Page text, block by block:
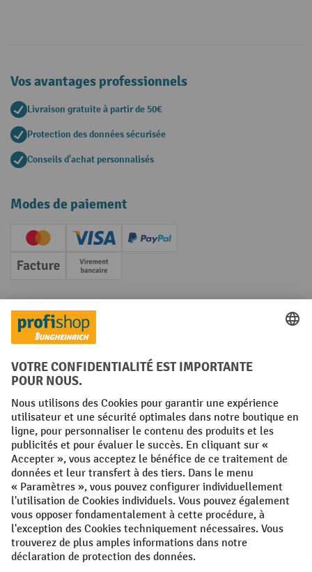
Vos avantages professionnels
Livraison gratuite à partir de 50€
Protection des données sécurisée
Conseils d'achat personnalisés
Modes de paiement
Creditcard (Master)Creditcard (Visa)
PayPal
Facture Paiement anticipé
Réseaux sociaux
Facebook
YouTube
LinkedInInstagram
Conditions générales Mentions légales
Protection des Données Politique de cookies
All prices excl. VAT plusshipping costsand possible delivery charges,
if not stated otherwise.
¹ La remise est valable jusqu'à épuisement des stocks. La remise ne
s'applique pas aux prix spéciaux. Il n'est pas possible de le combiner
avec d'autres réductions en pourcentage ou bons de réduction. | ² Une
réduction unique est offerte lors de la première inscription à la